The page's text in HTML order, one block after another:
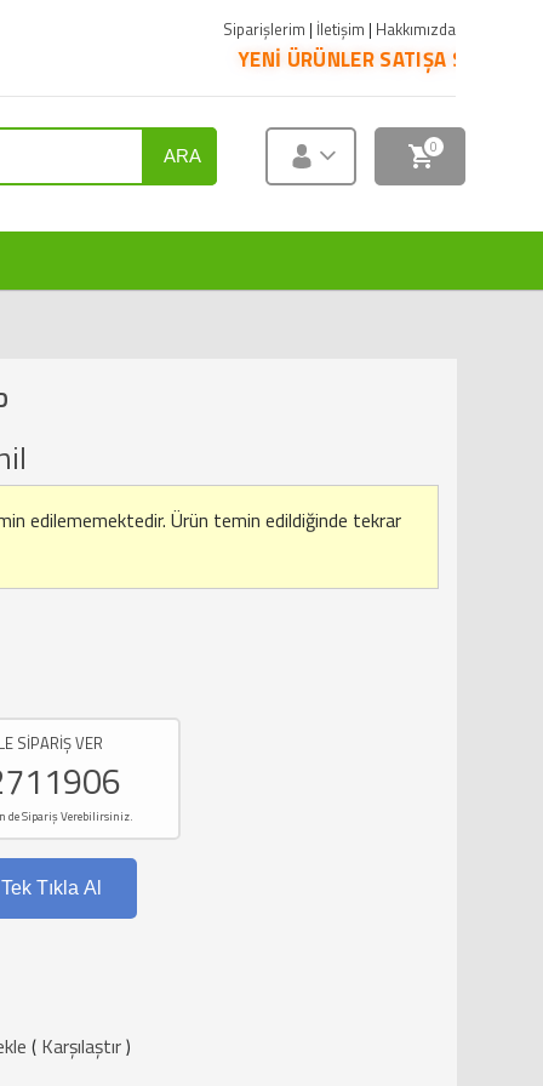
Siparişlerim | İletişim | Hakkımızda
YENİ ÜRÜNLER SATIŞA SUNULMUŞTUR.
ARA 0
edilememektedir. Ürün temin edildiğinde tekrar
SİPARİŞ VER
de Sipariş Verebilirsiniz.
Tek Tıkla Al
( Karşılaştır)